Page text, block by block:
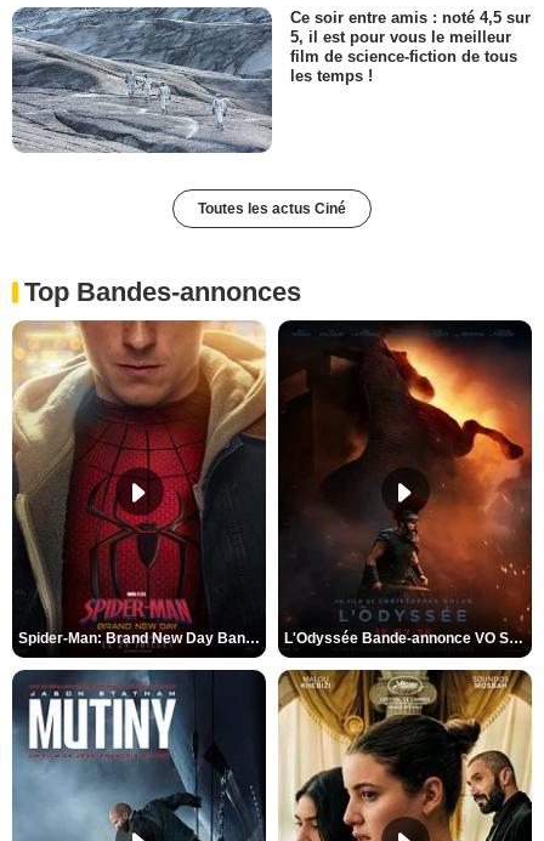
Ce soir entre amis : noté 4,5 sur
5, il est pour vous le meilleur
film de science-fiction de tous
les temps !
Toutes les actus Ciné
Top Bandes-annonces
Spider-Man: Brand New Day Bande-annonce VO STFR L'Odyssée Bande-annonce VO STFR